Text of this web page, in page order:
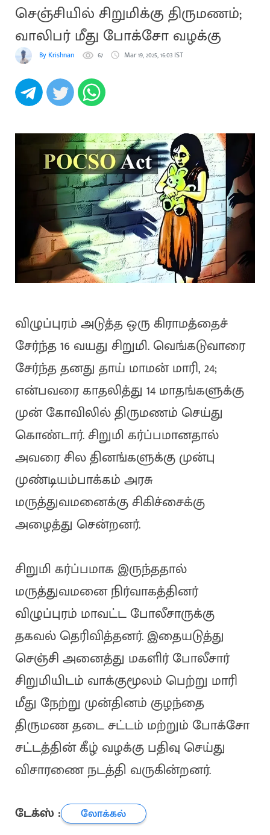
செஞ்சியில் சிறுமிக்கு திருமணம்;
வாலிபர் மீது போக்சோ வழக்கு
By Krishnan 67 Mar 19, 2025, 16:03 IST
விழுப்புரம் அடுத்த ஒரு கிராமத்தைச்
சேர்ந்த 16 வயது சிறுமி. வெங்கடுவாரை
சேர்ந்த தனது தாய் மாமன் மாரி, 24;
என்பவரை காதலித்து 14 மாதங்களுக்கு
முன் கோவிலில் திருமணம் செய்து
கொண்டார். சிறுமி கர்ப்பமானதால்
அவரை சில தினங்களுக்கு முன்பு
முண்டியம்பாக்கம் அரசு
மருத்துவமனைக்கு சிகிச்சைக்கு
அழைத்து சென்றனர்.
சிறுமி கர்ப்பமாக இருந்ததால்
மருத்துவமனை நிர்வாகத்தினர்
விழுப்புரம் மாவட்ட போலீசாருக்கு
தகவல் தெரிவித்தனர். இதையடுத்து
செஞ்சி அனைத்து மகளிர் போலீசார்
சிறுமியிடம் வாக்குமூலம் பெற்று மாரி
மீது நேற்று முன்தினம் குழந்தை
திருமண தடை சட்டம் மற்றும் போக்சோ
சட்டத்தின் கீழ் வழக்கு பதிவு செய்து
விசாரணை நடத்தி வருகின்றனர்.
டேக்ஸ் : லோக்கல்